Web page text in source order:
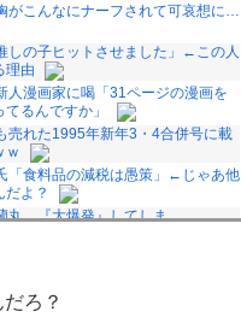
がこんなにナーフされて可哀想に…
しの子ヒットさせました」←この人
理由
人漫画家に喝「31ページの漫画を
るんですか」
売れた1995年新年3・4合併号に載
ｗ
「食料品の減税は愚策」←じゃあ他
だよ？
丸、『大爆発』してしま
相互RSS
ろ？